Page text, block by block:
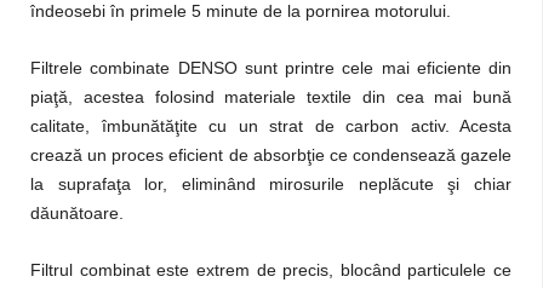
îndeosebi în primele 5 minute de la pornirea motorului.
Filtrele combinate DENSO sunt printre cele mai eficiente din
piaţă, acestea folosind materiale textile din cea mai bună
calitate, îmbunătăţite cu un strat de carbon activ. Acesta
crează un proces eficient de absorbţie ce condensează gazele
la suprafaţa lor, eliminând mirosurile neplăcute şi chiar
dăunătoare.
Filtrul combinat este extrem de precis, blocând particulele ce